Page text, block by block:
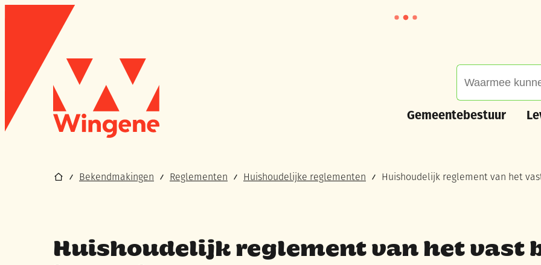
Naar inhoud
Wingene
Gemeentebestuur
Startpagina
Bekendmakingen Reglementen Huishoudelijke reglementen Huishoudelijk reglement van het
Huishoudelijk reglement van het vast